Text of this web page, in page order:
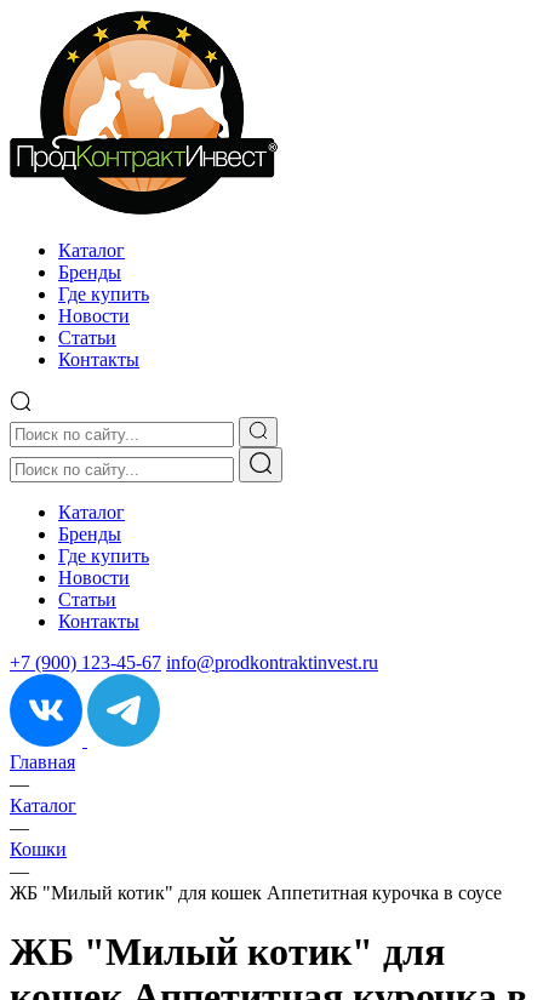
Каталог
Бренды
Где купить
Новости
Статьи
Контакты
Каталог
Бренды
Где купить
Новости
Статьи
Контакты
+7 (900) 123-45-67 info@prodkontraktinvest.ru
Главная
—
Каталог
—
Кошки
—
ЖБ "Милый котик" для кошек Аппетитная курочка в соусе
ЖБ "Милый котик" для